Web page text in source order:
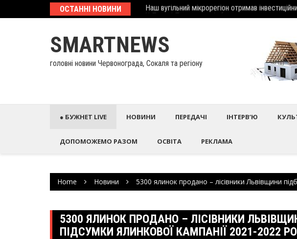
ОСТАННІ НОВИНИ
У Палаці Потоцьких відбулось нагородження
SMARTNEWS
головні новини Червонограда, Сокаля та регіону
● БУЖНЕТ LIVE НОВИНИ ПЕРЕДАЧІ ІНТЕРВ’Ю
ДОПОМОЖЕМО РАЗОМ ОСВІТА РЕКЛАМА
Home Новини 5300 ялинок продано – лісівники Львівщини
5300 ЯЛИНОК ПРОДАНО – ЛІСІВНИКИ
ПІДСУМКИ ЯЛИНКОВОЇ КАМПАНІЇ 2021-2022